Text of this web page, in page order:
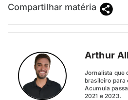
Compartilhar matéria
Arthur
Jornalista que
brasileiro para
Acumula
2021 e 2023.